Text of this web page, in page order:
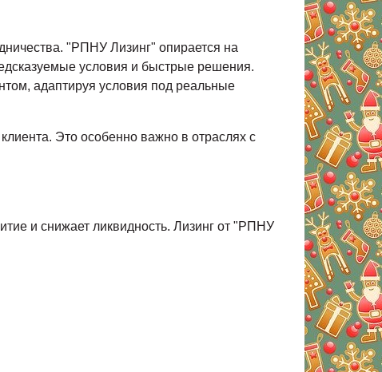
"РПНУ Лизинг" опирается на
условия и быстрые решения.
адаптируя условия под реальные
Это особенно важно в отраслях с
и снижает ликвидность. Лизинг от "РПНУ